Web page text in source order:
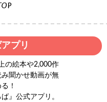
プリ
の絵本や2,000作
聞かせ動画が無
！
ば』公式アプリ。